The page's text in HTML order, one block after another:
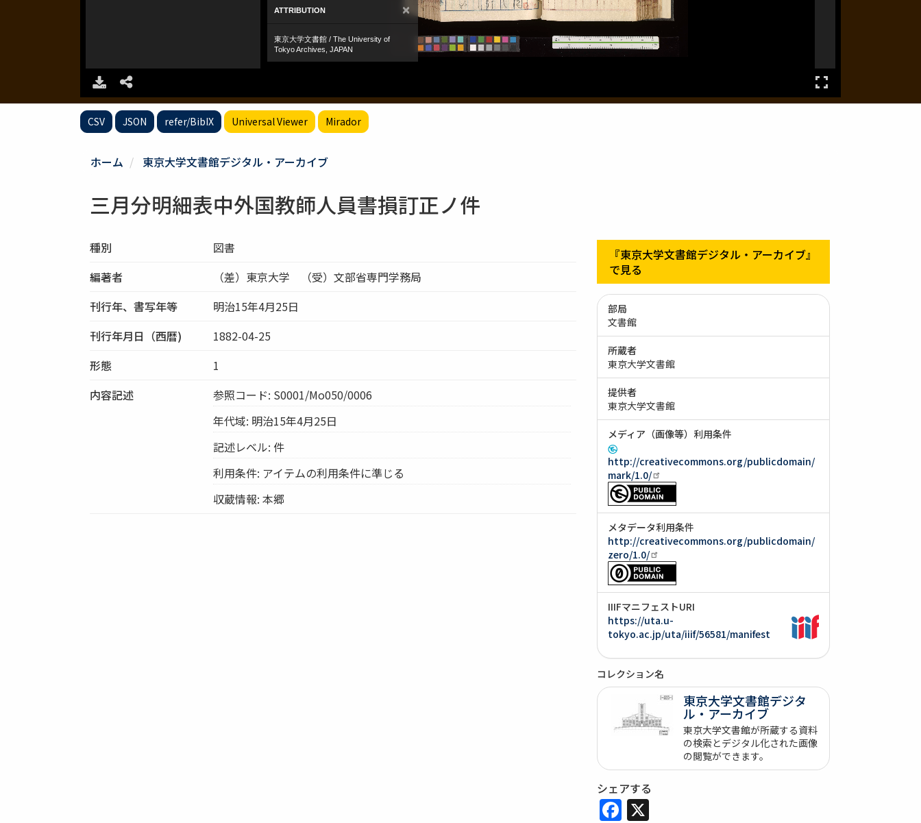
CSV JSON refer/BibIX Universal Viewer Mirador
ホーム 東京大学文書館デジタル・アーカイブ
三月分明細表中外国教師人員書損訂正ノ件
種別
図書
編著者
（差）東京大学 （受）文部省専門学務局
刊行年、書写年等
明治15年4月25日
刊行年月日（西暦)
1882-04-25
形態
1
内容記述
参照コード: S0001/Mo050/0006
年代域: 明治15年4月25日
記述レベル: 件
利用条件: アイテムの利用条件に準じる
収蔵情報: 本郷
『東京大学文書館デジタル・アーカイブ』
で見る
部局
文書館
所蔵者
東京大学文書館
提供者
東京大学文書館
メディア（画像等）利用条件
http://creativecommons.org/publicdomain/
mark/1.0/
メタデータ利用条件
http://creativecommons.org/publicdomain/
zero/1.0/
IIIFマニフェストURI
https://uta.u-
tokyo.ac.jp/uta/iiif/56581/manifest
コレクション名
東京大学文書館デジタ
ル・アーカイブ
東京大学文書館が所蔵する資料
の検索とデジタル化された画像
の閲覧ができます。
シェアする
Facebook
X